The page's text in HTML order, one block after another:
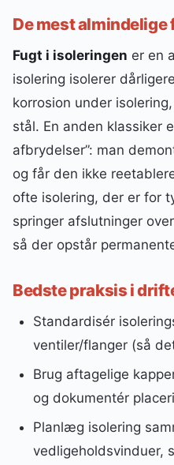
De mest
Fugt i isoleringen er en
isolering isolerer
korrosion under
stål. En anden klassiker
afbrydelser”: man
og får den ikke
ofte isolering, der er for
springer afslutninger
så der opstår
Bedste praksis i
Standardisér
ventiler/flanger (så
Brug aftagelige
og dokumentér
Planlæg isolering
vedligeholdsvinduer,